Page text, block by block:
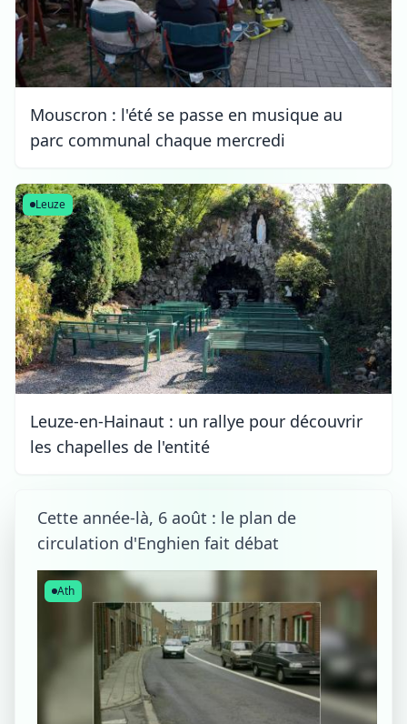
Mouscron : l'été se passe en musique au
parc communal chaque mercredi
Leuze
Leuze-en-Hainaut : un rallye pour découvrir
les chapelles de l'entité
Cette année-là, 6 août : le plan de
circulation d'Enghien fait débat
Ath